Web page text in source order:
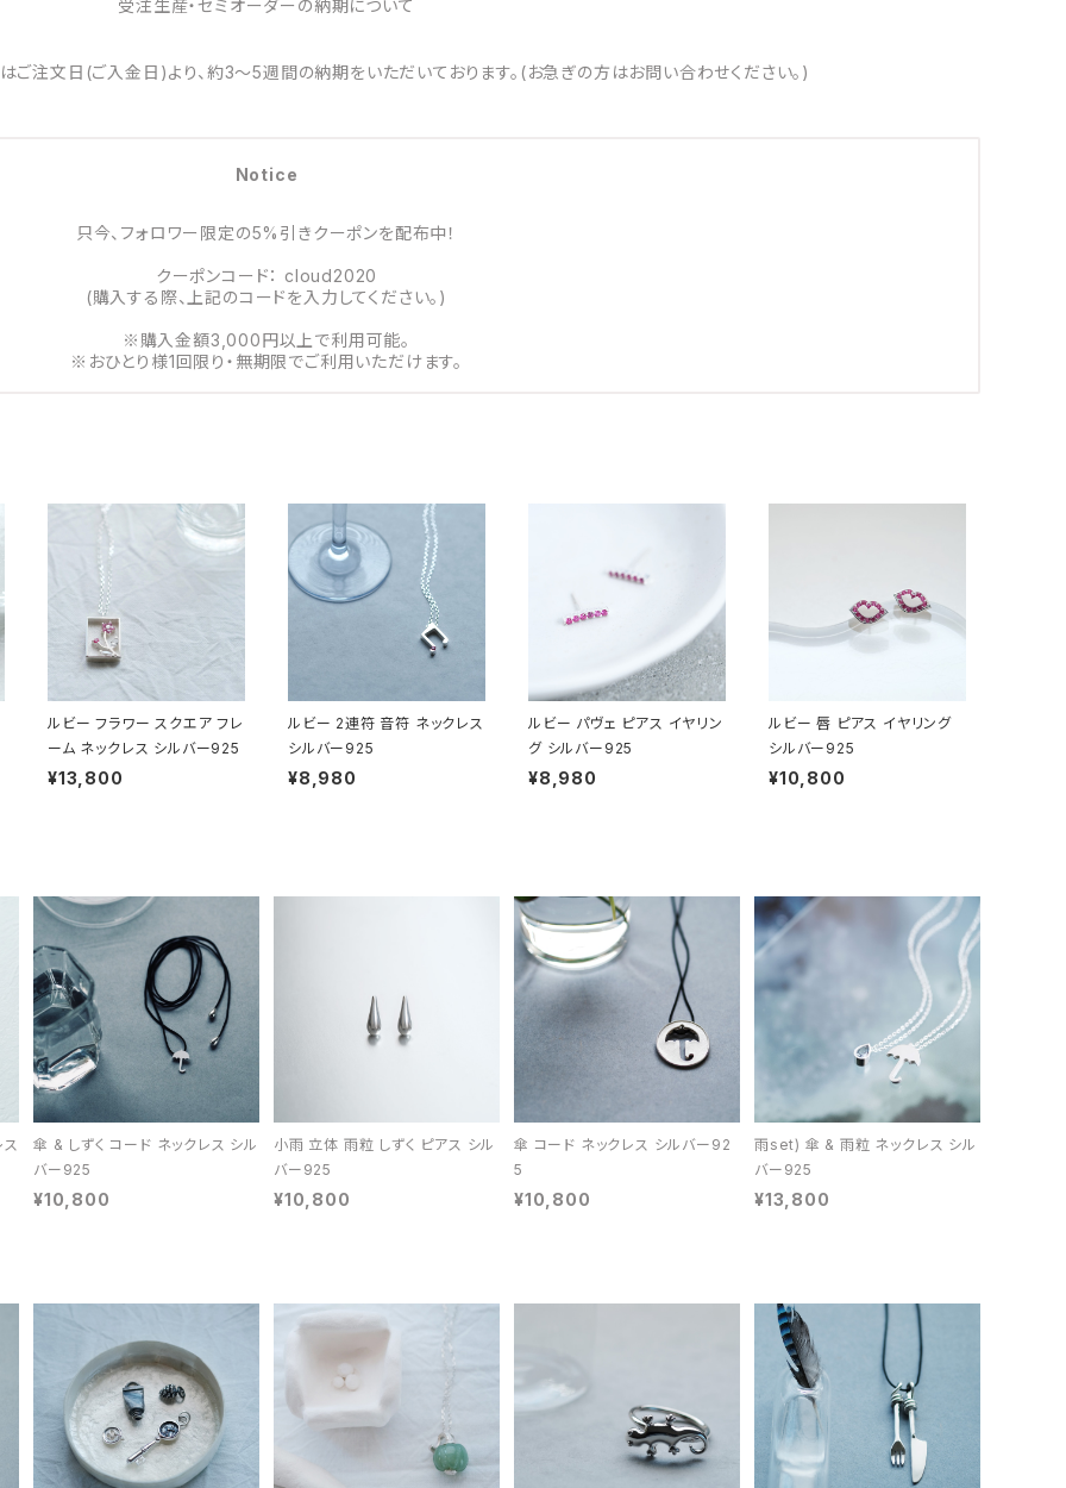
受注生産・セミオーダーの納期について
ご注文日(ご入金日)より、約3～5週間の納期をいただいております。(お急ぎの方はお問い合わせください。)
Notice
只今、フォロワー限定の5%引きクーポンを配布中！
クーポンコード： cloud2020
(購入する際、上記のコードを入力してください。)
※購入金額3,000円以上で利用可能。
※おひとり様1回限り・無期限でご利用いただけます。
ルビー フラワー スクエア フレ
ーム ネックレス シルバー925
¥13,800
ルビー 2連符 音符 ネックレス
シルバー925
¥8,980
ルビー パヴェ ピアス イヤリン
グ シルバー925
¥8,980
ルビー 唇 ピアス イヤリング
シルバー925
¥10,800
傘 & しずく コード ネックレス シル
バー925
¥10,800
小雨 立体 雨粒 しずく ピアス シル
バー925
¥10,800
傘 コード ネックレス シルバー92
5
¥10,800
雨set) 傘 & 雨粒 ネックレス シル
バー925
¥13,800